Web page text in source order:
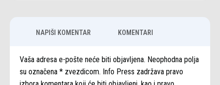
NAPIŠI KOMENTAR KOMENTARI
Vaša adresa e-pošte neće biti objavljena. Neophodna polja
su označena * zvezdicom. Info Press zadržava pravo